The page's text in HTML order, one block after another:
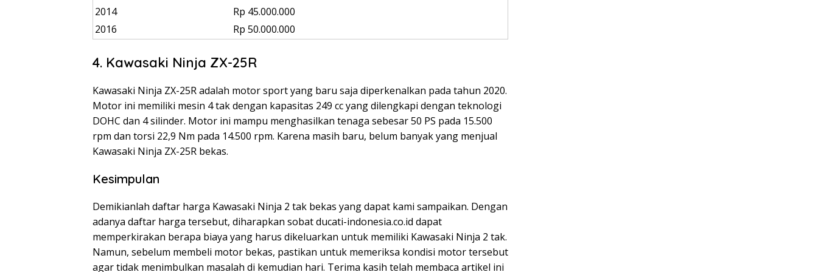
2014
Rp 45.000.000
2016
Rp 50.000.000
4. Kawasaki Ninja ZX-25R
Kawasaki Ninja ZX-25R adalah motor sport yang baru saja diperkenalkan pada tahun 2020.
Motor ini memiliki mesin 4 tak dengan kapasitas 249 cc yang dilengkapi dengan teknologi
DOHC dan 4 silinder. Motor ini mampu menghasilkan tenaga sebesar 50 PS pada 15.500
rpm dan torsi 22,9 Nm pada 14.500 rpm. Karena masih baru, belum banyak yang menjual
Kawasaki Ninja ZX-25R bekas.
Kesimpulan
Demikianlah daftar harga Kawasaki Ninja 2 tak bekas yang dapat kami sampaikan. Dengan
adanya daftar harga tersebut, diharapkan sobat ducati-indonesia.co.id dapat
memperkirakan berapa biaya yang harus dikeluarkan untuk memiliki Kawasaki Ninja 2 tak.
Namun, sebelum membeli motor bekas, pastikan untuk memeriksa kondisi motor tersebut
agar tidak menimbulkan masalah di kemudian hari. Terima kasih telah membaca artikel ini